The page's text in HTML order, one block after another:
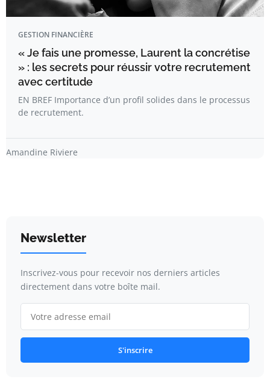
GESTION FINANCIÈRE
« Je fais une promesse, Laurent la concrétise
» : les secrets pour réussir votre recrutement
avec certitude
EN BREF Importance d’un profil solides dans le processus
de recrutement.
Amandine Riviere
Newsletter
Inscrivez-vous pour recevoir nos derniers articles
directement dans votre boîte mail.
S'inscrire